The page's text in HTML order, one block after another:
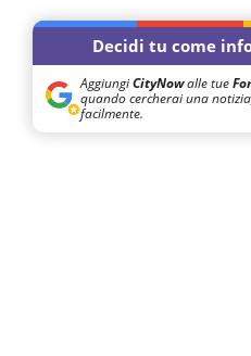
Decidi tu come
AggiungiCityNowalle tue
quando cercherai una
facilmente.